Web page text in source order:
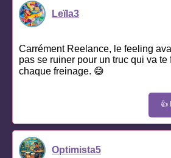
Leïla3
Carrément Reelance, le feeling
pas se ruiner pour un truc qui va te
chaque freinage. 😅
👍
Optimista5